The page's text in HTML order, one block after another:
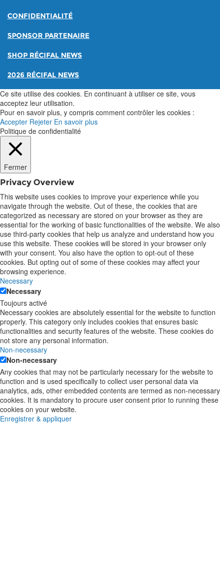
CONFIDENTIALITÉ
SPONSOR PARTENAIRE
SHOP RÉCIFAL NEWS
2026 RÉCIFAL NEWS
Ce site utilise des cookies. En continuant à utiliser ce site, vous
acceptez leur utilisation.
Pour en savoir plus, y compris comment contrôler les cookies :
Accepter Rejeter En savoir plus
Politique de confidentialité
Fermer
Privacy Overview
This website uses cookies to improve your experience while you
navigate through the website. Out of these, the cookies that are
categorized as necessary are stored on your browser as they are
essential for the working of basic functionalities of the website. We also
use third-party cookies that help us analyze and understand how you
use this website. These cookies will be stored in your browser only
with your consent. You also have the option to opt-out of these
cookies. But opting out of some of these cookies may affect your
browsing experience.
Necessary
Necessary
Toujours activé
Necessary cookies are absolutely essential for the website to function
properly. This category only includes cookies that ensures basic
functionalities and security features of the website. These cookies do
not store any personal information.
Non-necessary
Non-necessary
Any cookies that may not be particularly necessary for the website to
function and is used specifically to collect user personal data via
analytics, ads, other embedded contents are termed as non-necessary
cookies. It is mandatory to procure user consent prior to running these
cookies on your website.
Enregistrer & appliquer